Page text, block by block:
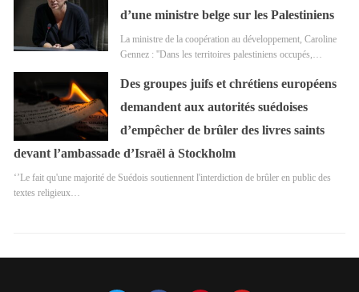
d’une ministre belge sur les Palestiniens
La ministre de la coopération au développement, Caroline
Gennez : ''Dans les territoires palestiniens occupés,…
Des groupes juifs et chrétiens européens
demandent aux autorités suédoises
d’empêcher de brûler des livres saints
devant l’ambassade d’Israël à Stockholm
‘’Le fait qu'une majorité de Suédois soutiennent l'interdiction de brûler en public des
textes religieux…